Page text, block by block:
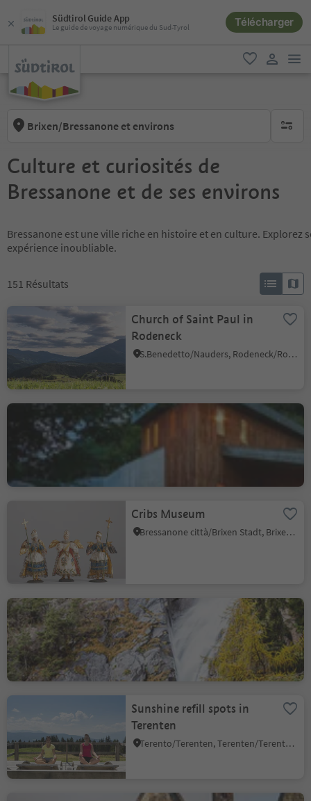
Südtirol Guide App
Le guide de voyage numérique du Sud-Tyrol Télécharger
favori
Brixen/Bressanone et environs aucun
Culture et curiosités de
Bressanone et de ses environs
Bressanone est une ville riche en histoire et en culture.
expérience inoubliable.
151 Résultats
Church of Saint Paul in
Rodeneck
S.Benedetto/Nauders, Rodeneck/Rodengo, Brixen/Bressanone and environs
Winery Garlider
Cribs Museum
Bressanone città/Brixen Stadt, Brixen/Bressanone, Brixen/Bressanone and environs
waterfalls of Barbian
Colma/Kollmann, Barbian/Barbiano, Brixen/Bressanone and environs
Sunshine refill spots in
Terenten
Terento/Terenten, Terenten/Terento, Brixen/Bressanone and environs